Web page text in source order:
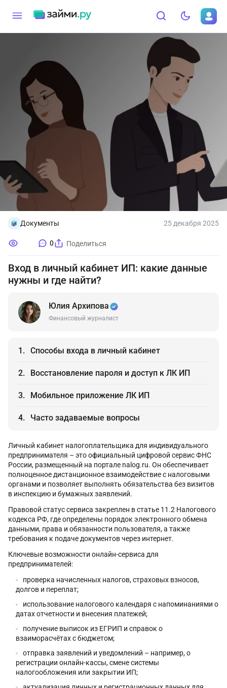
Документы 25 декабря 2025
0 Поделиться
Вход в личный кабинет ИП: какие данные
нужны и где найти?
Юлия Архипова
Финансовый журналист
Способы входа в личный кабинет
Восстановление пароля и доступ к ЛК ИП
Мобильное приложение ЛК ИП
Часто задаваемые вопросы
Личный кабинет налогоплательщика для индивидуального
предпринимателя – это официальный цифровой сервис ФНС
России, размещенный на портале nalog.ru. Он обеспечивает
полноценное дистанционное взаимодействие с налоговыми
органами и позволяет выполнять обязательства без визитов
в инспекцию и бумажных заявлений.
Правовой статус сервиса закреплен в статье 11.2 Налогового
кодекса РФ, где определены порядок электронного обмена
данными, права и обязанности пользователя, а также
требования к подаче документов через интернет.
Ключевые возможности онлайн-сервиса для
предпринимателей:
проверка начисленных налогов, страховых взносов,
долгов и переплат;
использование налогового календаря с напоминаниями о
датах отчетности и внесения платежей;
получение выписок из ЕГРИП и справок о
взаиморасчётах с бюджетом;
отправка заявлений и уведомлений – например, о
регистрации онлайн-кассы, смене системы
налогообложения или закрытии ИП;